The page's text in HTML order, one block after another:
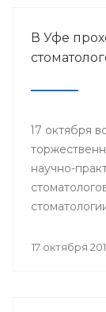
городской
В Уфе
17 октября
научно-
«Дентал-
17 октября